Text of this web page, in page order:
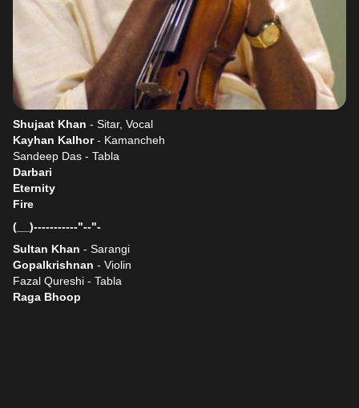
Shujaat Khan - Sitar, Vocal
Kayhan Kalhor- Kamancheh
Sandeep Das - Tabla
Darbari
Eternity
Fire
(__)-----------"--"-
Sultan Khan - Sarangi
Gopalkrishnan - Violin
Fazal Qureshi - Tabla
Raga Bhoop